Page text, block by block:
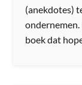
(anekdotes)
ondernemen.
boek dat